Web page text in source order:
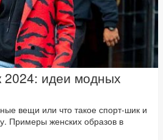
2024: идеи модных
вещи или что такое спорт-шик и
Примеры женских образов в